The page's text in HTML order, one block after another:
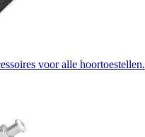
voor alle hoortoestellen.